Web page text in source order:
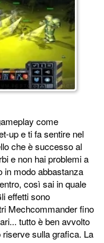
come
up e ti fa sentire nel
che è successo al
e non hai problemi a
in modo abbastanza
così sai in quale
effetti sono
Mechcommander fino
tutto è ben avvolto
sulla grafica. La